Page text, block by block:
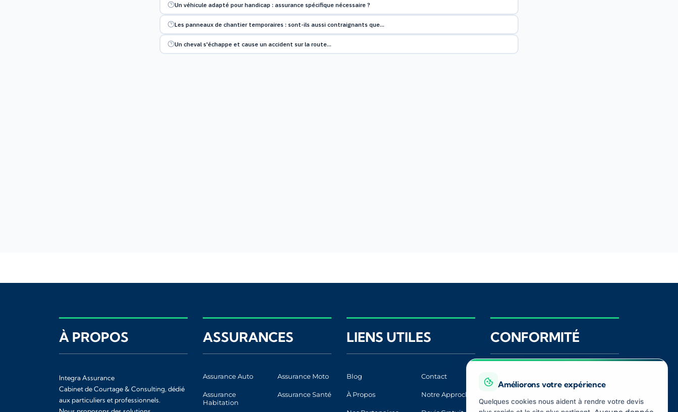
Un véhicule adapté pour handicap : assurance spécifique nécessaire ?
Les panneaux de chantier temporaires : sont-ils aussi contraignants que…
Un cheval s'échappe et cause un accident sur la route…
À PROPOS
Integra Assurance
Cabinet de Courtage & Consulting, dédié
aux particuliers et professionnels.
ASSURANCES
Assurance Auto Assurance Moto
Assurance
Habitation
Assurance Santé
LIENS UTILES
Blog Contact
À Propos Notre Approche
CONFORMITÉ
Assurance
Améliorons votre expérience
Quelques cookies nous aident à rendre votre devis